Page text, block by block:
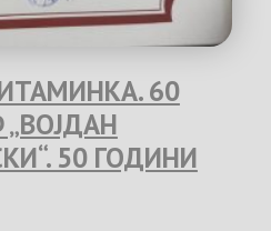
60
50 ГОДИНИ